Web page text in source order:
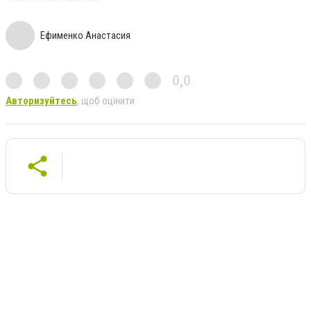
Ефименко Анастасия
0,0
Авторизуйтесь, щоб оцінити